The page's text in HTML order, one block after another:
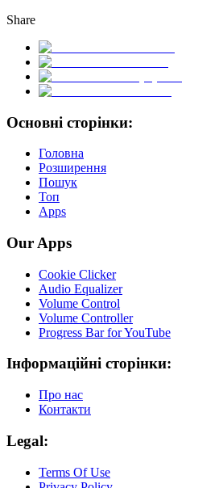
Share
Основні сторінки:
Головна
Розширення
Пошук
Топ
Apps
Our Apps
Cookie Clicker
Audio Equalizer
Volume Control
Volume Controller
Progress Bar for YouTube
Інформаційні сторінки:
Про нас
Контакти
Legal:
Terms Of Use